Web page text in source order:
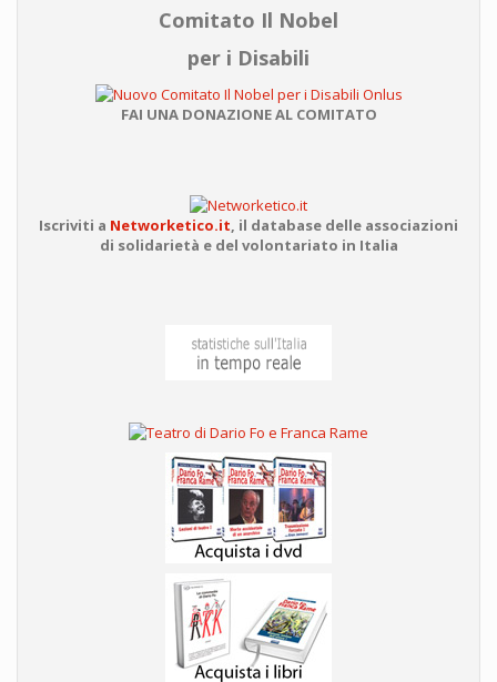
Comitato Il Nobel
per i Disabili
FAI UNA DONAZIONE AL COMITATO
Iscriviti a Networketico.it, il database delle associazioni
di solidarietà e del volontariato in Italia